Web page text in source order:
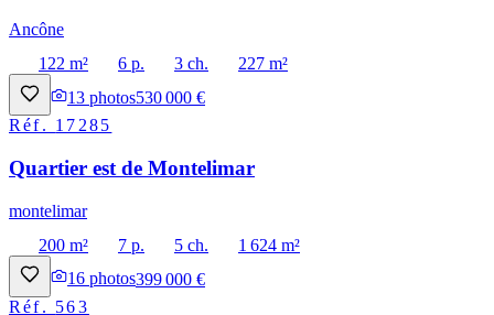
Ancône
122 m²
6 p. 3 ch.
227 m²
13 photos530 000 €
Réf. 17285
Quartier est de Montelimar
montelimar
200 m²
7 p. 5 ch.
1 624 m²
16 photos399 000 €
Réf. 563